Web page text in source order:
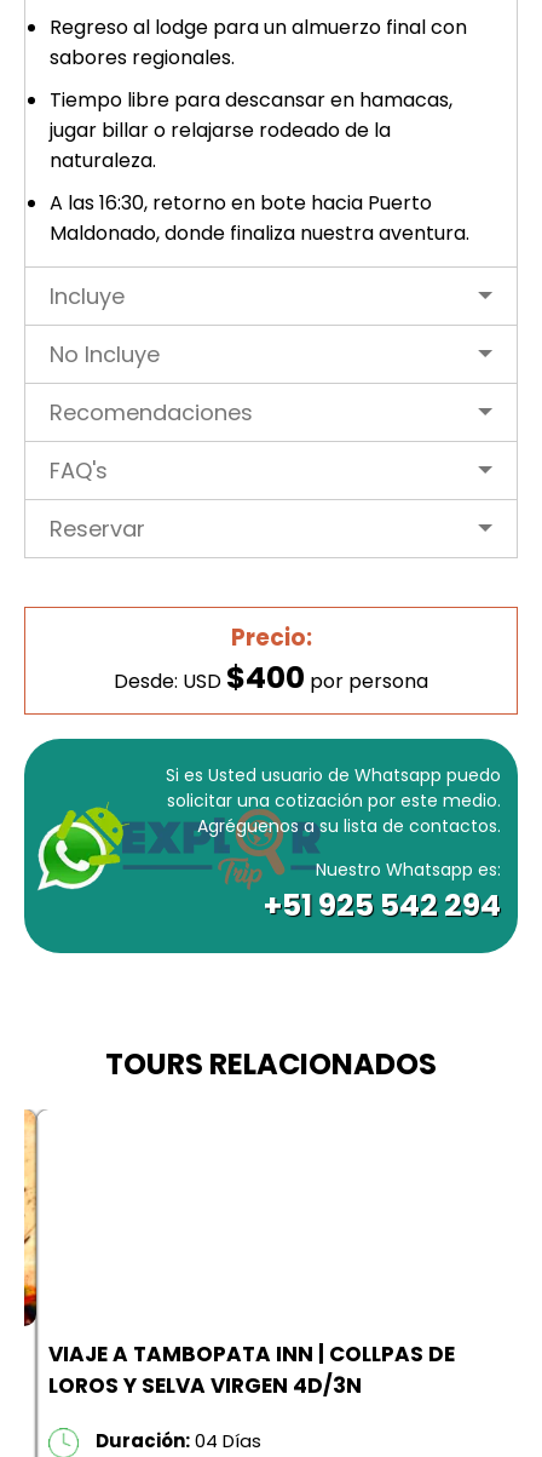
Regreso al lodge para un almuerzo final con
sabores regionales.
Tiempo libre para descansar en hamacas,
jugar billar o relajarse rodeado de la
naturaleza.
A las 16:30, retorno en bote hacia Puerto
Maldonado, donde finaliza nuestra aventura.
Incluye
No Incluye
Recomendaciones
FAQ's
Reservar
Precio:
Desde: USD $400 por persona
Si es Usted usuario de Whatsapp puedo
solicitar una cotización por este medio.
Agréguenos a su lista de contactos.
Nuestro Whatsapp es:
+51 925 542 294
TOURS RELACIONADOS
VIAJE A TAMBOPATA INN | COLLPAS DE
LOROS Y SELVA VIRGEN 4D/3N
Duración:04 Días